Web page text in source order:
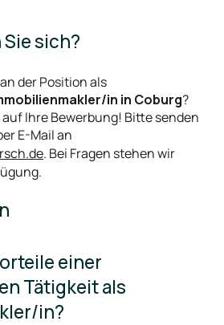
sich?
der Position als
in in Coburg?
Ihre Bewerbung! Bitte senden
E-Mail an
. Bei Fragen stehen wir
einer
Tätigkeit als
in?